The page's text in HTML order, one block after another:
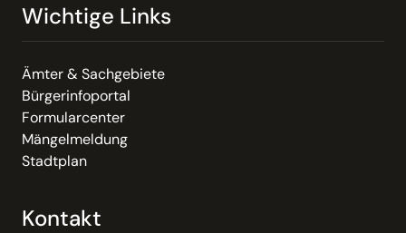
Wichtige Links
Ämter & Sachgebiete
Bürgerinfoportal
Formularcenter
Mängelmeldung
Stadtplan
Kontakt